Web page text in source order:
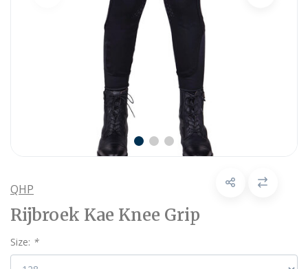
QHP
Rijbroek Kae Knee Grip
Size: *